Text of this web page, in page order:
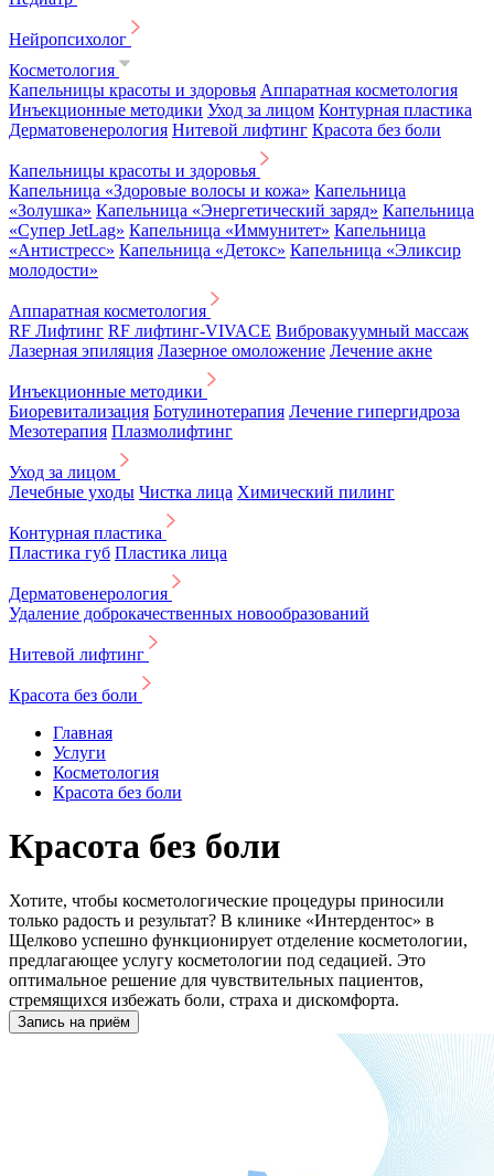
Нейропсихолог
Косметология
Капельницы красоты и здоровья Аппаратная косметология
Инъекционные методики Уход за лицом Контурная пластика
Дерматовенерология Нитевой лифтинг Красота без боли
Капельницы красоты и здоровья
Капельница «Здоровые волосы и кожа» Капельница
«Золушка» Капельница «Энергетический заряд» Капельница
«Супер JetLag» Капельница «Иммунитет» Капельница
«Антистресс» Капельница «Детокс» Капельница «Эликсир
молодости»
Аппаратная косметология
RF Лифтинг RF лифтинг-VIVACE Вибровакуумный массаж
Лазерная эпиляция Лазерное омоложение Лечение акне
Инъекционные методики
Биоревитализация Ботулинотерапия Лечение гипергидроза
Мезотерапия Плазмолифтинг
Уход за лицом
Лечебные уходы Чистка лица Химический пилинг
Контурная пластика
Пластика губ Пластика лица
Дерматовенерология
Удаление доброкачественных новообразований
Нитевой лифтинг
Красота без боли
Главная
Услуги
Косметология
Красота без боли
Красота без боли
Хотите, чтобы косметологические процедуры приносили
только радость и результат? В клинике «Интердентос» в
Щелково успешно функционирует отделение косметологии,
предлагающее услугу косметологии под седацией. Это
оптимальное решение для чувствительных пациентов,
стремящихся избежать боли, страха и дискомфорта.
Запись на приём